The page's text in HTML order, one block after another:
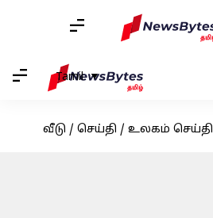
Tamil
வீடு / செய்தி / உலகம் செய்தி